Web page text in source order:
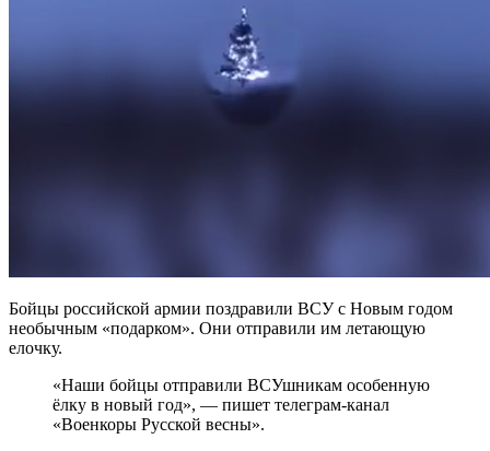
Бойцы российской армии поздравили ВСУ с Новым годом
необычным «подарком». Они отправили им летающую
елочку.
«Наши бойцы отправили ВСУшникам особенную
ёлку в новый год», — пишет телеграм-канал
«Военкоры Русской весны».